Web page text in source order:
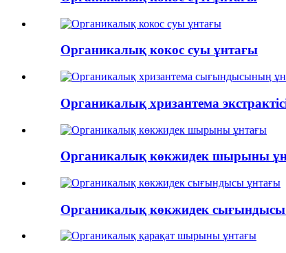
Органикалық кокос суы ұнтағы
Органикалық хризантема
Органикалық көкжидек шырыны
Органикалық көкжидек сығындысы